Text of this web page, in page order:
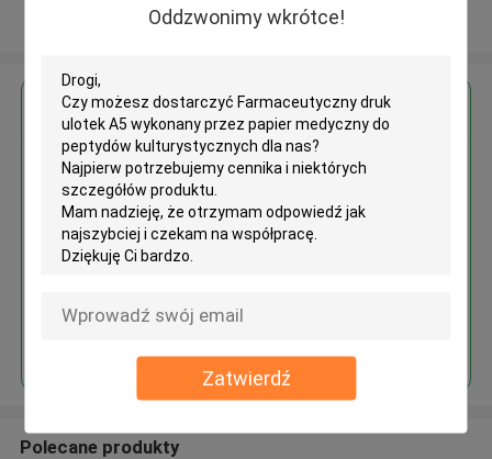
Oddzwonimy wkrótce!
Zatwierdź
Zobacz więcej
Uzyskaj najlepszą cenę za
Farmaceutyczny druk ulotek A5
wykonany przez papier
medyczny do peptydów
kulturystycznych
Polecane produkty